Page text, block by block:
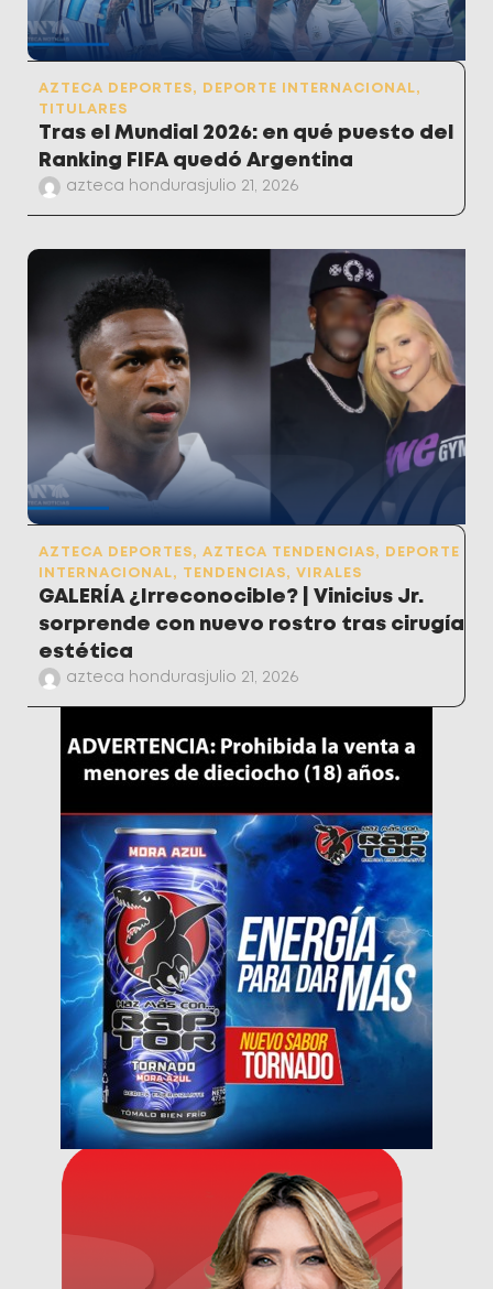
AZTECA DEPORTES, DEPORTE INTERNACIONAL,
TITULARES
Tras el Mundial 2026: en qué puesto del
Ranking FIFA quedó Argentina
azteca honduras julio 21, 2026
AZTECA DEPORTES, AZTECA TENDENCIAS,
DEPORTE
INTERNACIONAL, TENDENCIAS, VIRALES
GALERÍA ¿Irreconocible? | Vinicius Jr.
sorprende con nuevo rostro tras cirugía
estética
azteca honduras julio 21, 2026